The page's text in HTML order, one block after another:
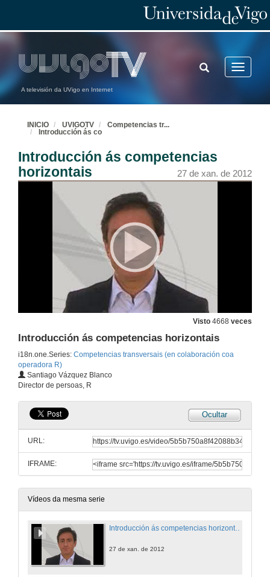
A televisión da UVigo en Internet
Toggle
TOGGLE
SEARCH
INICIO UVIGOTV Competencias tr...
Introducción ás co
Introducción ás competencias
horizontais
27 de xan. de 2012
Visto 4668 veces
Introducción ás competencias horizontais
i18n.one.Series: Competencias transversais (en colaboración coa
operadora R)
Santiago Vázquez Blanco
Director de persoas, R
Ocultar
URL:
IFRAME:
Vídeos da mesma serie
Introducción ás competencias horizontais
27 de xan. de 2012